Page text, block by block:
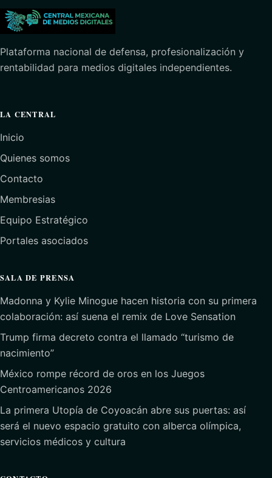
Plataforma nacional de defensa, profesionalización y
rentabilidad para medios digitales independientes.
LA CENTRAL
Inicio
Quienes somos
Contacto
Membresias
Equipo Estratégico
Portales asociados
SALA DE PRENSA
Madonna y Kylie Minogue hacen historia con su primera
colaboración: así suena el remix de Love Sensation
Trump firma decreto contra el llamado “turismo de
nacimiento”
México rompe récord de oros en los Juegos
Centroamericanos 2026
La primera Utopía de Coyoacán abre sus puertas: así
será el nuevo espacio gratuito con alberca olímpica,
servicios médicos y cultura